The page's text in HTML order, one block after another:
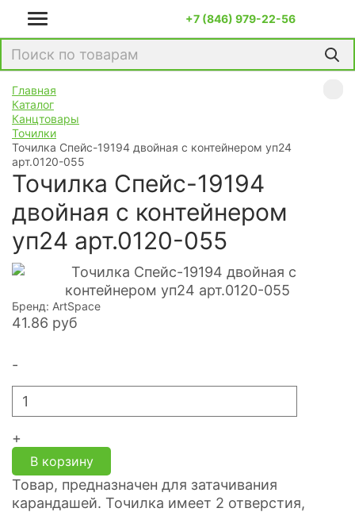
+7 (846) 979-22-56
Главная
Каталог
Канцтовары
Точилки
Точилка Спейс-19194 двойная с контейнером уп24
арт.0120-055
Точилка Спейс-19194
двойная с контейнером
уп24 арт.0120-055
Бренд: ArtSpace
41.86 руб
-
+
В корзину
Товар, предназначен для затачивания
карандашей. Точилка имеет 2 отверстия,